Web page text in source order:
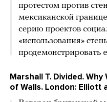
протестом против
мексиканской
серию проектов
«использования»
продемонстрировать
Marshall Т. Divided. Why
of Walls. London: Elliott